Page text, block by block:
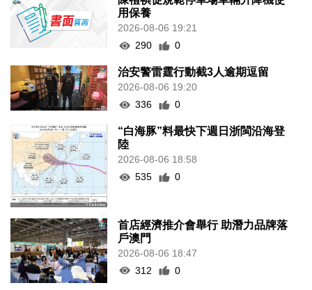
用保養
2026-08-06 19:21
290
0
治安警雷霆行動截3人逾期逗留
2026-08-06 19:20
336
0
“白海豚”料最快下週日浙閩沿海登
陸
2026-08-06 18:58
535
0
首店經濟推介會舉行 助潛力品牌落
戶澳門
2026-08-06 18:47
312
0